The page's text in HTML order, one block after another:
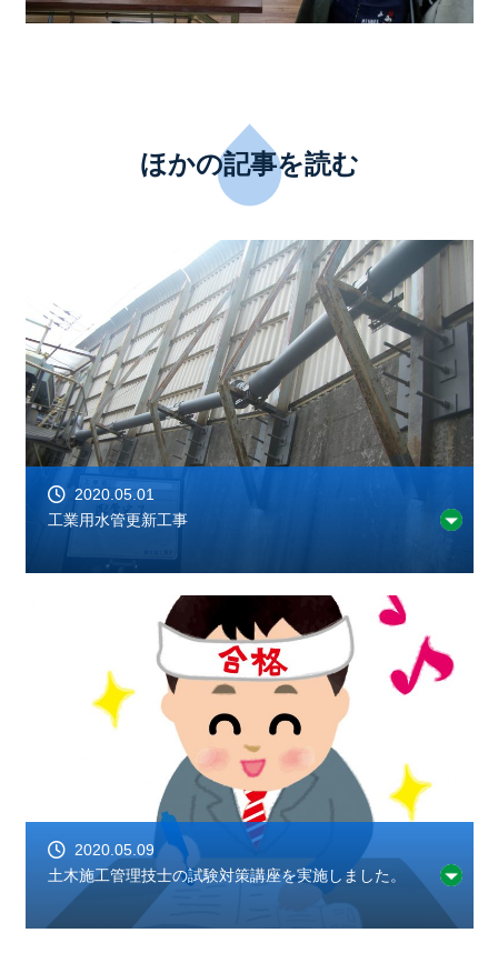
ほかの記事を読む
2020.05.01
工業用水管更新工事
2020.05.09
土木施工管理技士の試験対策講座を実施しました。